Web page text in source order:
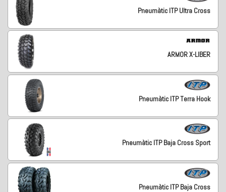
Pneumàtic ITP Ultra Cross
ARMOR X-LIBER
Pneumàtic ITP Terra Hook
Pneumàtic ITP Baja Cross Sport
Pneumàtic ITP Baja Cross